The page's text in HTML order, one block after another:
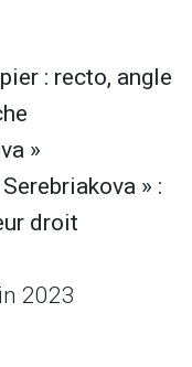
: recto, angle
»
» :
droit
2023